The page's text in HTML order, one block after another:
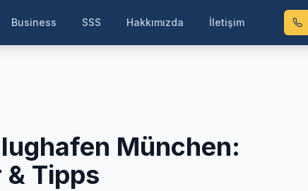
Business SSS Hakkımızda İletişim
München:
Tipps